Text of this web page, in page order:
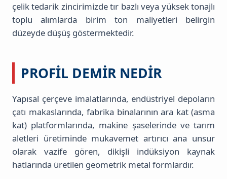
çelik tedarik zincirimizde tır bazlı veya yüksek tonajlı
toplu alımlarda birim ton maliyetleri belirgin
düzeyde düşüş göstermektedir.
PROFIL DEMIR NEDIR
Yapısal çerçeve imalatlarında, endüstriyel depoların
çatı makaslarında, fabrika binalarının ara kat (asma
kat) platformlarında, makine şaselerinde ve tarım
aletleri üretiminde mukavemet artırıcı ana unsur
olarak vazife gören, dikişli indüksiyon kaynak
hatlarında üretilen geometrik metal formlardır.